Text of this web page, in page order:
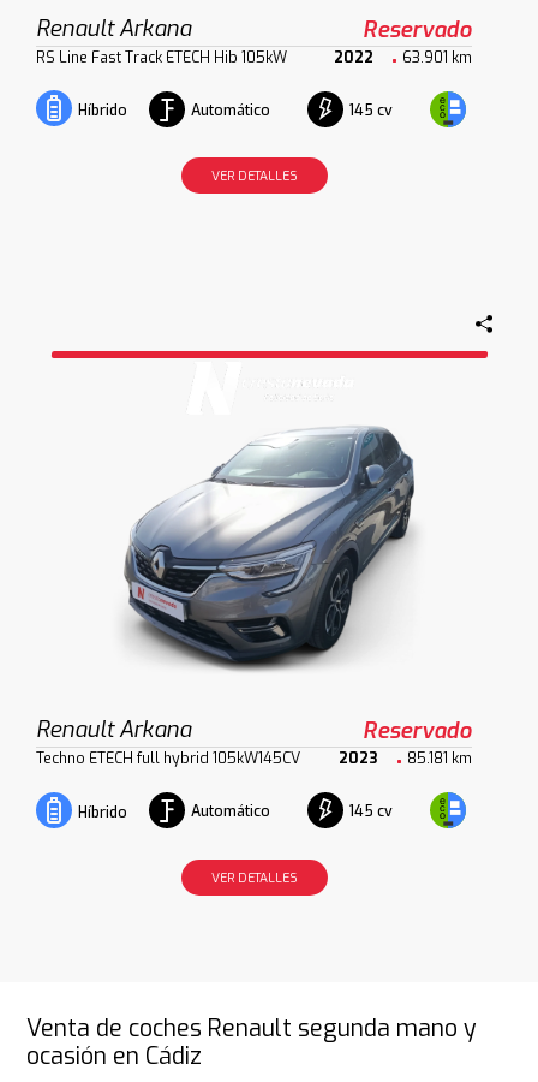
Renault Arkana Reservado
RS Line Fast Track ETECH Hib 105kW 2022 63.901 km
Híbrido Automático 145 cv
VER DETALLES
Renault Arkana Reservado
Techno ETECH full hybrid 105kW145CV 2023 85.181 km
Híbrido Automático 145 cv
VER DETALLES
Venta de coches Renault segunda mano y
ocasión en Cádiz